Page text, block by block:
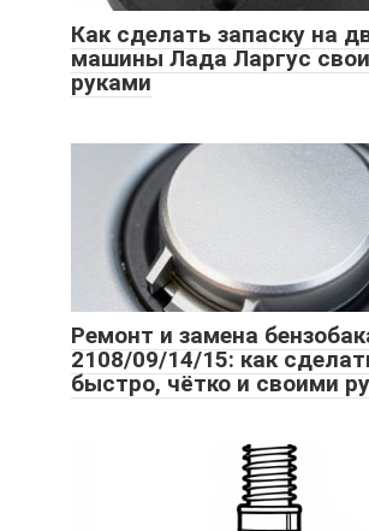
Как сделать запаску на
машины Лада Ларгус
руками
Ремонт и замена
2108/09/14/15: как
быстро, чётко и своими